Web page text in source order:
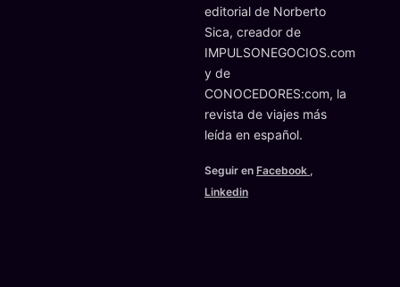
editorial de Norberto
Sica, creador de
IMPULSONEGOCIOS.com
y de
CONOCEDORES:com, la
revista de viajes más
leída en español.
Seguir en Facebook ,
Linkedin